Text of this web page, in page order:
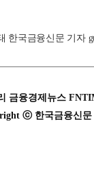
한국금융신문 기자
금융경제뉴스
ⓒ 한국금융신